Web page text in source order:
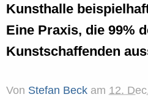
Kunsthalle
Eine Praxis, die 99%
Kunstschaffenden
Von Stefan Beck am 12.